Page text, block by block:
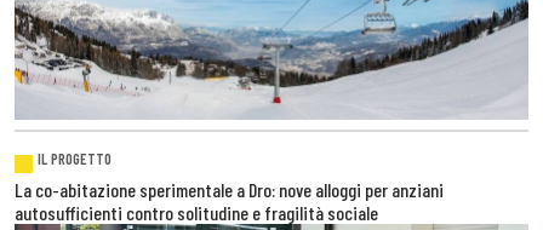
IL PROGETTO
La co-abitazione sperimentale a Dro: nove alloggi per anziani
autosufficienti contro solitudine e fragilità sociale